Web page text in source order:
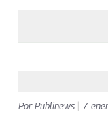
PorPublinews 7